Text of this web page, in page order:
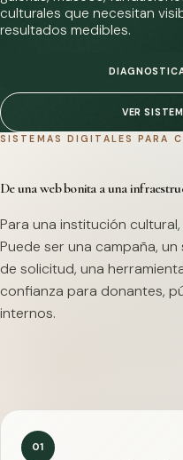
culturales que necesitan
resultados medibles.
VER
SISTEMAS DIGITALES PARA
De una web bonita a una
Para una institución
Puede ser una campaña,
de solicitud, una
confianza para donantes,
internos.
01